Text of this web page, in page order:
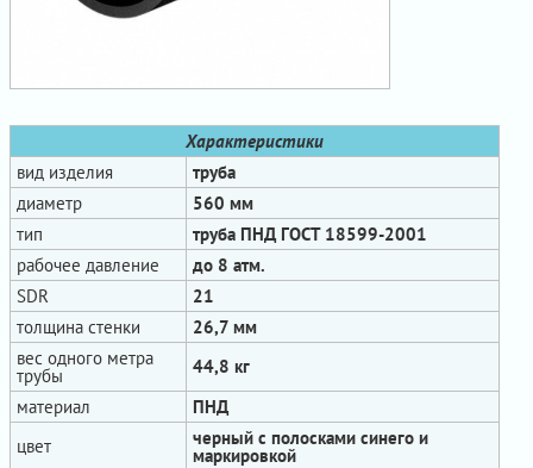
Характеристики
вид изделия
труба
диаметр
560 мм
тип
труба ПНД ГОСТ 18599-2001
рабочее давление
до 8 атм.
SDR
21
толщина стенки
26,7 мм
вес одного метра
трубы
44,8 кг
материал
ПНД
цвет
черный с полосками синего и
маркировкой